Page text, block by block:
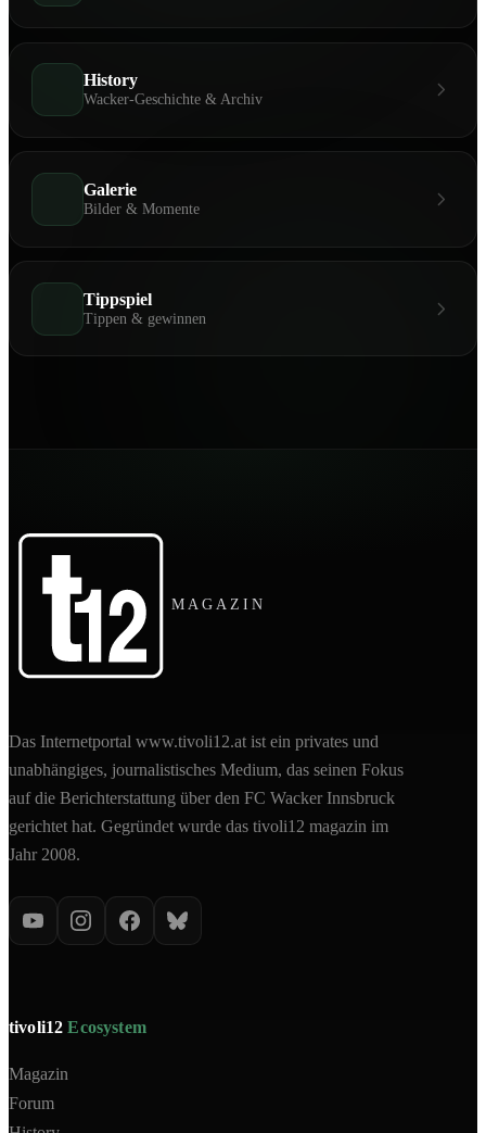
History
Wacker-Geschichte & Archiv
Galerie
Bilder & Momente
Tippspiel
Tippen & gewinnen
MAGAZIN
Das Internetportal www.tivoli12.at ist ein privates und
unabhängiges, journalistisches Medium, das seinen Fokus
auf die Berichterstattung über den FC Wacker Innsbruck
gerichtet hat. Gegründet wurde das tivoli12 magazin im
Jahr 2008.
tivoli12Ecosystem
Magazin
Forum